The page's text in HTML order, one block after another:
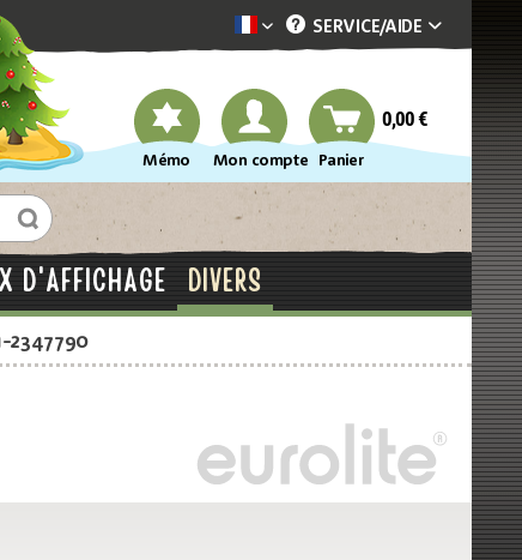
Dekotopia französisch
SERVICE/AIDE
Mémo Mon compte Panier
0,00 €
D'AFFICHAGE DIVERS
2347790